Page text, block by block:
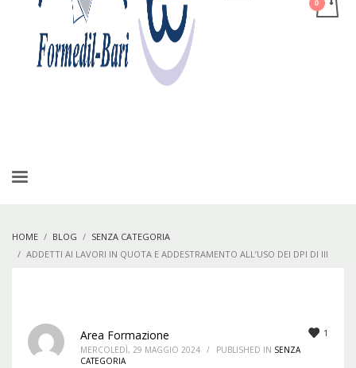
HOME BLOG
SENZA CATEGORIA
ADDETTI AI LAVORI IN QUOTA E ADDESTRAMENTO ALL’USO DEI DPI DI III
1
Area Formazione
MERCOLEDÌ, 29 MAGGIO 2024 / PUBLISHED IN SENZA
CATEGORIA